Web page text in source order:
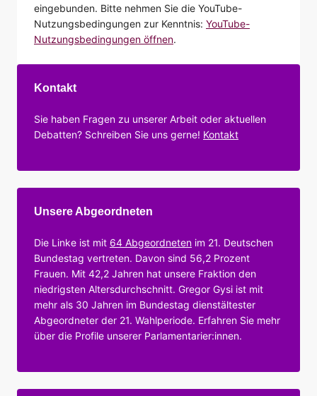
eingebunden. Bitte nehmen Sie die YouTube-
Nutzungsbedingungen zur Kenntnis: YouTube-
Nutzungsbedingungen öffnen.
Kontakt
Sie haben Fragen zu unserer Arbeit oder aktuellen
Debatten? Schreiben Sie uns gerne! Kontakt
Unsere Abgeordneten
Die Linke ist mit 64 Abgeordneten im 21. Deutschen
Bundestag vertreten. Davon sind 56,2 Prozent
Frauen. Mit 42,2 Jahren hat unsere Fraktion den
niedrigsten Altersdurchschnitt. Gregor Gysi ist mit
mehr als 30 Jahren im Bundestag dienstältester
Abgeordneter der 21. Wahlperiode. Erfahren Sie mehr
über die Profile unserer Parlamentarier:innen.